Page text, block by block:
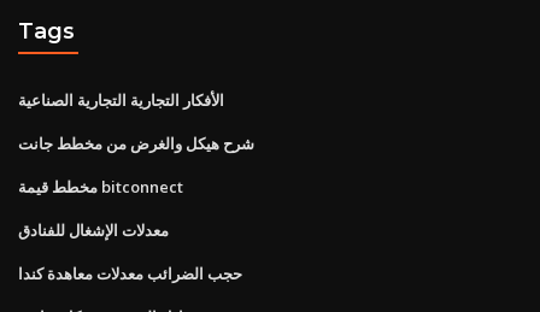
Tags
الأفكار التجارية التجارية الصناعية
شرح هيكل والغرض من مخطط جانت
مخطط قيمة bitconnect
معدلات الإشغال للفنادق
حجب الضرائب معدلات معاهدة كندا